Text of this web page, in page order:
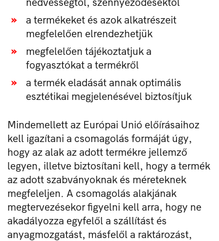
nedvességtől, szennyeződésektől
a termékeket és azok alkatrészeit
megfelelően elrendezhetjük
megfelelően tájékoztatjuk a
fogyasztókat a termékről
a termék eladását annak optimális
esztétikai megjelenésével biztosítjuk
Mindemellett az Európai Unió előírásaihoz
kell igazítani a csomagolás formáját úgy,
hogy az alak az adott termékre jellemző
legyen, illetve biztosítani kell, hogy a termék
az adott szabványoknak és méreteknek
megfeleljen. A csomagolás alakjának
megtervezésekor figyelni kell arra, hogy ne
akadályozza egyfelől a szállítást és
anyagmozgatást, másfelől a raktározást,